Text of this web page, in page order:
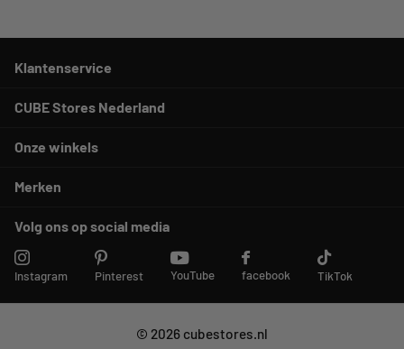
Klantenservice
CUBE Stores Nederland
Onze winkels
Merken
Volg ons op social media
Instagram Pinterest YouTube facebook TikTok
© 2026 cubestores.nl